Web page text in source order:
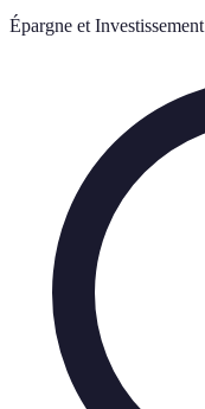
Épargne et Investissement